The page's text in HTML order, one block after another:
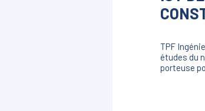
TPF
études du
porteuse